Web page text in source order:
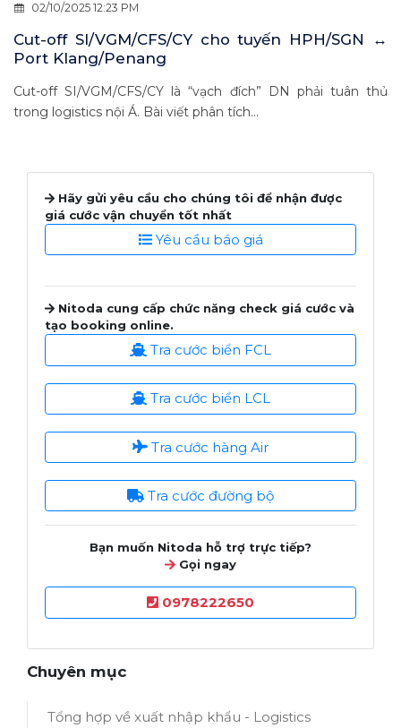
02/10/2025 12:23 PM
Cut-off SI/VGM/CFS/CY cho tuyến HPH/SGN ↔
Port Klang/Penang
Cut-off SI/VGM/CFS/CY là “vạch đích” DN phải tuân thủ
trong logistics nội Á. Bài viết phân tích...
Hãy gửi yêu cầu cho chúng tôi để nhận được
giá cước vận chuyển tốt nhất
Yêu cầu báo giá
Nitoda cung cấp chức năng check giá cước và
tạo booking online.
Tra cước biển FCL
Tra cước biển LCL
Tra cước hàng Air
Tra cước đường bộ
Bạn muốn Nitoda hỗ trợ trực tiếp?
Gọi ngay
0978222650
Chuyên mục
Tổng hợp về xuất nhập khẩu - Logistics